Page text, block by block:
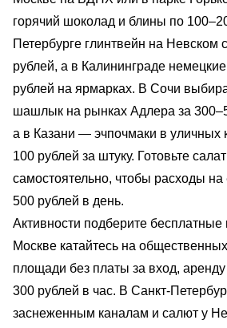
горячий шоколад и блины по
Петербурге глинтвейн на Невском
рублей, а в Калининграде
рублей на ярмарках. В Сочи
шашлык на рынках Адлера за
а в Казани — эчпочмаки в
100 рублей за штуку. Готовьте
самостоятельно, чтобы расходы
500 рублей в день.
Активности подберите бесплатные
Москве катайтесь на
площади без платы за вход, аренду
300 рублей в час. В Санкт-
заснеженным каналам и салют у